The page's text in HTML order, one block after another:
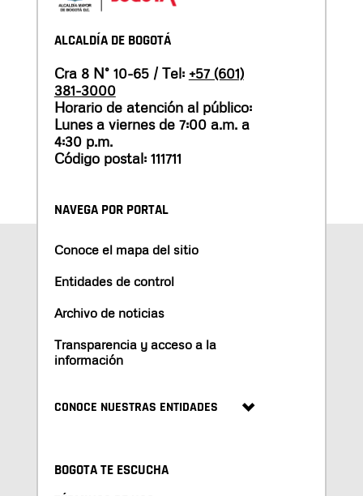
ALCALDÍA DE BOGOTÁ
Cra 8 N° 10-65 / Tel: +57 (601)
381-3000
Horario de atención al público:
Lunes a viernes de 7:00 a.m. a
4:30 p.m.
Código postal: 111711
NAVEGA POR PORTAL
Conoce el mapa del sitio
Entidades de control
Archivo de noticias
Transparencia y acceso a la
información
CONOCE NUESTRAS ENTIDADES
BOGOTA TE ESCUCHA